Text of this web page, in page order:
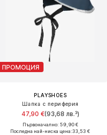
ПРОМОЦИЯ
PLAYSHOES
Шапка с периферия
47,90 €(93,68 лв.³)
Първоначално: 59,90 €
Последна най-ниска цена:33,53 €